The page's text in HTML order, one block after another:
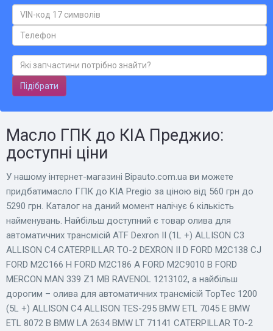
Підібрати
Масло ГПК до КІА Преджио:
доступні ціни
У нашому інтернет-магазині Bіpauto.com.ua ви можете
придбатимасло ГПК до KIA Pregio за ціною від 560 грн до
5290 грн. Каталог на даний момент налічує 6 кількість
найменувань. Найбільш доступний є товар олива для
автоматичних трансмісій ATF Dexron II (1L +) ALLISON C3
ALLISON C4 CATERPILLAR TO-2 DEXRON II D FORD M2C138 CJ
FORD M2C166 H FORD M2C186 A FORD M2C9010 B FORD
MERCON MAN 339 Z1 MB RAVENOL 1213102, а найбільш
дорогим – олива для автоматичних трансмісій TopTec 1200
(5L +) ALLISON C4 ALLISON TES-295 BMW ETL 7045 E BMW
ETL 8072 B BMW LA 2634 BMW LT 71141 CATERPILLAR TO-2